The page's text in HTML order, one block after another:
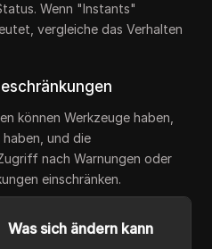
Wenn "Instants"
vergleiche das Verhalten
können Werkzeuge haben,
und die
nach Warnungen oder
einschränken.
Was sich ändern kann